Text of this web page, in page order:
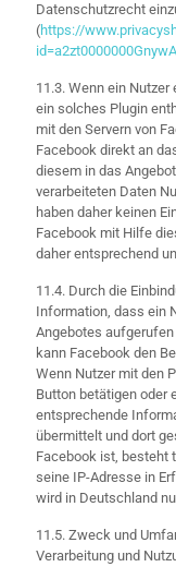
Datenschutzrecht
(https://
11.3. Wenn ein
ein solches Plugin
mit den Servern von
Facebook direkt an
diesem in das
verarbeiteten Daten
haben daher keinen
Facebook mit Hilfe
daher entsprechend
11.4. Durch die
Information, dass ein
Angebotes
kann Facebook den
Wenn Nutzer mit den
Button betätigen oder
entsprechende
übermittelt und dort
Facebook ist, besteht
seine IP-Adresse in
wird in Deutschland
11.5. Zweck und
Verarbeitung und